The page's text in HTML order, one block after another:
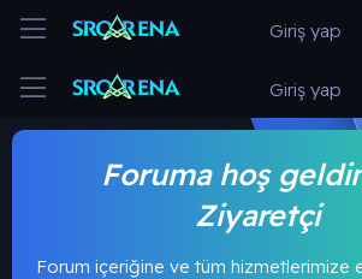
Giriş yap
Giriş yap
Foruma hoş
Ziyaretçi
Forum içeriğine ve tüm hizmetlerimize